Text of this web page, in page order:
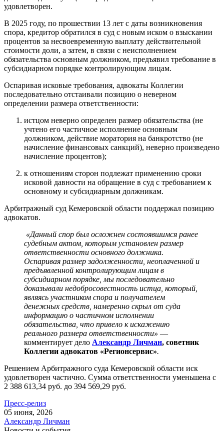
удовлетворен.
В 2025 году, по прошествии 13 лет с даты возникновения
спора, кредитор обратился в суд с новым иском о взыскании
процентов за несвоевременную выплату действительной
стоимости доли, а затем, в связи с неисполнением
обязательства основным должником, предъявил требование в
субсидиарном порядке контролирующим лицам.
Оспаривая исковые требования, адвокаты Коллегии
последовательно отстаивали позицию о неверном
определении размера ответственности:
истцом неверно определен размер обязательства (не
учтено его частичное исполнение основным
должником, действие моратория на банкротство (не
начисление финансовых санкций), неверно произведено
начисление процентов);
к отношениям сторон подлежат применению сроки
исковой давности на обращение в суд с требованием к
основному и субсидиарным должникам.
Арбитражный суд Кемеровской области поддержал позицию
адвокатов.
«Данный спор был осложнен состоявшимся ранее
судебным актом, которым установлен размер
ответственности основного должника.
Оспаривая размер задолженности, неоплаченной и
предъявленной контролирующим лицам в
субсидиарном порядке, мы последовательно
доказывали недобросовестность истца, который,
являясь участником спора и получателем
денежных средств, намеренно скрыл от суда
информацию о частичном исполнении
обязательства, что привело к искажению
реального размера ответственности» —
комментирует дело Александр Личман, советник
Коллегии адвокатов «Регионсервис».
Решением Арбитражного суда Кемеровской области иск
удовлетворен частично. Сумма ответственности уменьшена с
2 388 613,34 руб. до 394 569,29 руб.
Пресс-релиз
05 июня, 2026
Александр Личман